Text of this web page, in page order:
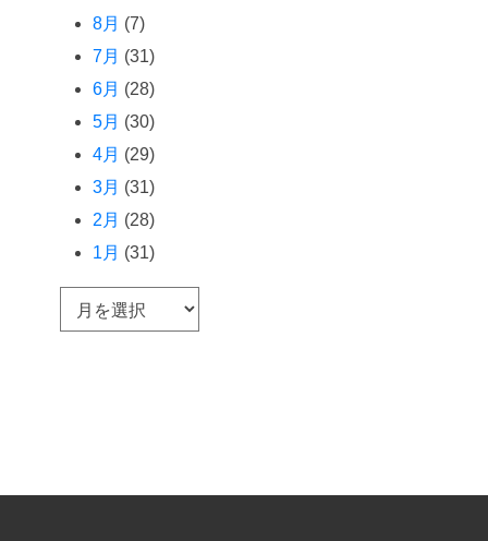
8月 (7)
7月 (31)
6月 (28)
5月 (30)
4月 (29)
3月 (31)
2月 (28)
1月 (31)
ー